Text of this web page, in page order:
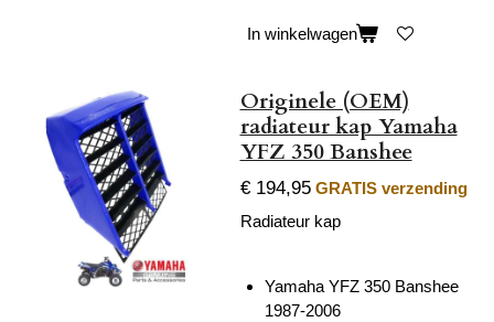
In winkelwagen
Originele (OEM)
radiateur kap Yamaha
YFZ 350 Banshee
€ 194,95 GRATIS verzending
Radiateur kap
Yamaha YFZ 350 Banshee
1987-2006